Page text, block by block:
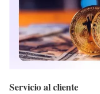
Servicio al cliente